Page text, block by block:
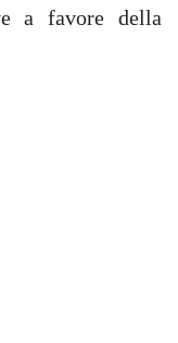
a favore della